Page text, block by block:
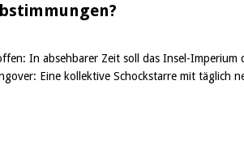
In absehbarer Zeit soll das Insel-Imperium
Eine kollektive Schockstarre mit täglich